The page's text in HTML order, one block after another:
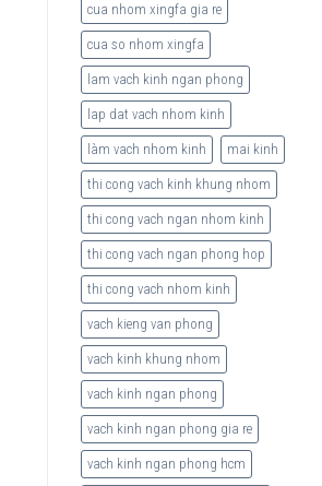
cua nhom xingfa gia re
cua so nhom xingfa
lam vach kinh ngan phong
lap dat vach nhom kinh
làm vach nhom kinh mai kinh
thi cong vach kinh khung nhom
thi cong vach ngan nhom kinh
thi cong vach ngan phong hop
thi cong vach nhom kinh
vach kieng van phong
vach kinh khung nhom
vach kinh ngan phong
vach kinh ngan phong gia re
vach kinh ngan phong hcm